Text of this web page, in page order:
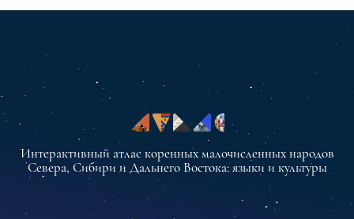
Интерактивный атлас коренных малочисленных народов
Севера, Сибири и Дальнего Востока: языки и культуры